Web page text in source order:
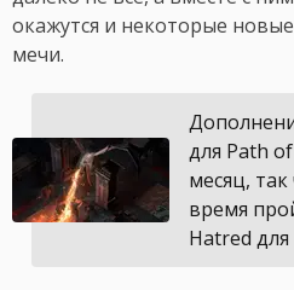
окажутся и некоторые
мечи.
для Path
месяц,
время
Hatred